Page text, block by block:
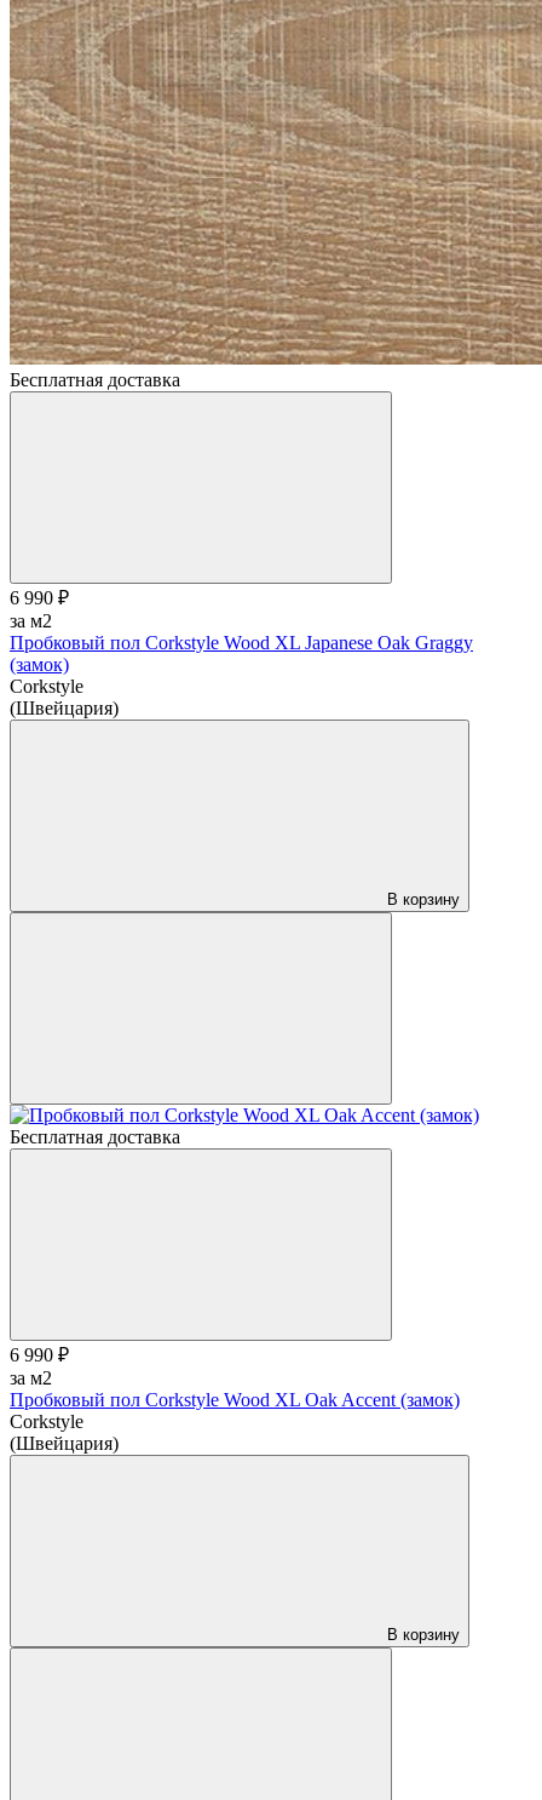
Бесплатная доставка
6 990 ₽
за м2
Пробковый пол Corkstyle Wood XL Japanese Oak Graggy
(замок)
Corkstyle
(Швейцария)
В корзину
Бесплатная доставка
6 990 ₽
за м2
Пробковый пол Corkstyle Wood XL Oak Accent (замок)
Corkstyle
(Швейцария)
В корзину